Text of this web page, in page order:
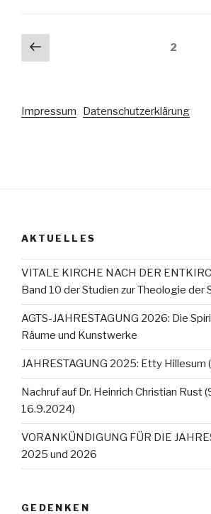
Seitennummerierung
der
Vorherige
Seite
2
Impressum Datenschutzerklärung
AKTUELLES
VITALE KIRCHE NACH DER
Band 10 der Studien zur Theologie der
AGTS-JAHRESTAGUNG 2026: Die
Räume und Kunstwerke
JAHRESTAGUNG 2025: Etty Hillesum
Nachruf auf Dr. Heinrich Christian Rust
16.9.2024)
VORANKÜNDIGUNG FÜR DIE
2025 und 2026
GEDENKEN